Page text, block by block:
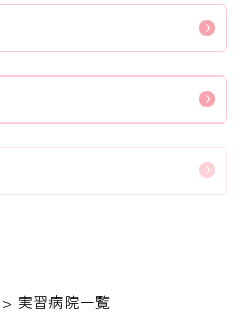
> 実習病院一覧